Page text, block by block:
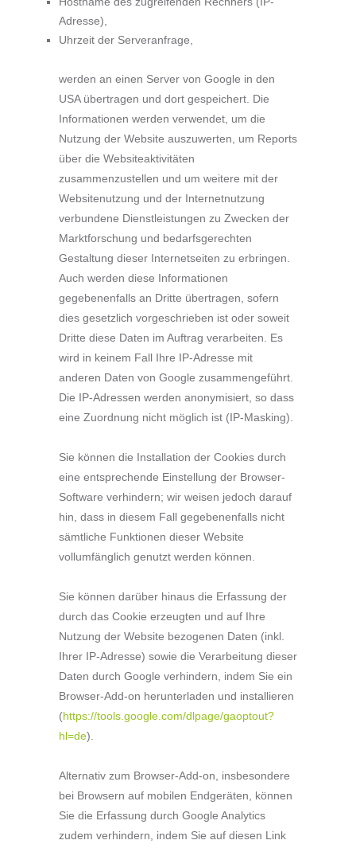
Adresse),
Uhrzeit der Serveranfrage,
werden an einen Server von Google in den
USA übertragen und dort gespeichert. Die
Informationen werden verwendet, um die
Nutzung der Website auszuwerten, um Reports
über die Websiteaktivitäten
zusammenzustellen und um weitere mit der
Websitenutzung und der Internetnutzung
verbundene Dienstleistungen zu Zwecken der
Marktforschung und bedarfsgerechten
Gestaltung dieser Internetseiten zu erbringen.
Auch werden diese Informationen
gegebenenfalls an Dritte übertragen, sofern
dies gesetzlich vorgeschrieben ist oder soweit
Dritte diese Daten im Auftrag verarbeiten. Es
wird in keinem Fall Ihre IP-Adresse mit
anderen Daten von Google zusammengeführt.
Die IP-Adressen werden anonymisiert, so dass
eine Zuordnung nicht möglich ist (IP-Masking).
Sie können die Installation der Cookies durch
eine entsprechende Einstellung der Browser-
Software verhindern; wir weisen jedoch darauf
hin, dass in diesem Fall gegebenenfalls nicht
sämtliche Funktionen dieser Website
vollumfänglich genutzt werden können.
Sie können darüber hinaus die Erfassung der
durch das Cookie erzeugten und auf Ihre
Nutzung der Website bezogenen Daten (inkl.
Ihrer IP-Adresse) sowie die Verarbeitung dieser
Daten durch Google verhindern, indem Sie ein
Browser-Add-on herunterladen und installieren
(https://tools.google.com/dlpage/gaoptout?
hl=de).
Alternativ zum Browser-Add-on, insbesondere
bei Browsern auf mobilen Endgeräten, können
Sie die Erfassung durch Google Analytics
zudem verhindern, indem Sie auf diesen Link